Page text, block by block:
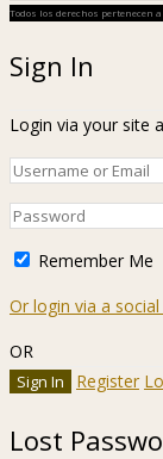
Todos los derechos
Sign In
Login via your site
Remember Me
Or login via a
OR
Register
Lost